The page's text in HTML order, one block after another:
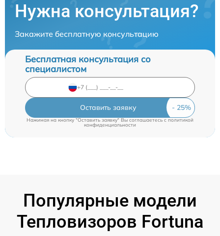
Нужна консультация?
Закажите бесплатную консультацию
Бесплатная консультация со
специалистом
Оставить заявку
Нажимая на кнопку "Оставить заявку" Вы соглашаетесь cполитикой
конфиденциальности
Популярные модели
Тепловизоров Fortuna